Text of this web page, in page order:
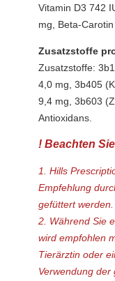
Vitamin D3 742
mg, Beta-Carotin
Zusatzstoffe
Zusatzstoffe:
4,0 mg, 3b405
9,4 mg, 3b603
Antioxidans.
! Beachten
1. Hills
Empfehlung
gefüttert werden.
2. Während Sie
wird empfohlen
Tierärztin oder
Verwendung der